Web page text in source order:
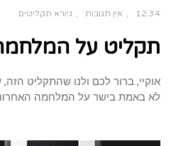
12:34 אין תגובות גיורא תקליטים
תקליט על
אוקיי, ברור לכם ולנו שהתקליט
לא באמת בישר על המלחמה